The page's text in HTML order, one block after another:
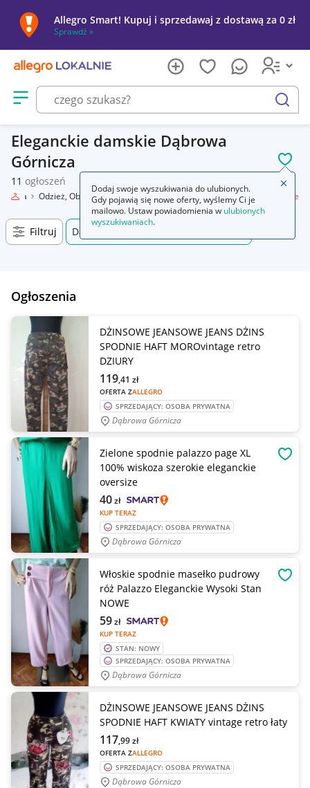
Allegro Smart! Kupuj i sprzedawaj z dostawą za 0 zł
Sprawdź »
Otwórz menu z kategoriami
szukaj
Eleganckie damskie Dąbrowa
Górnicza
11 ogłoszeń
Moda Odzież, Obuwie, Dodatki Odzież damska Spodnie Eleganckie
Filtruj Dąbrowa Górnicza, Śląskie, +0 km
Ogłoszenia
DŻINSOWE JEANSOWE JEANS DŻINS
SPODNIE HAFT MOROvintage retro
DZIURY
OFERTA ZALLEGRO
119,41 zł
SPRZEDAJĄCY: OSOBA PRYWATNA
Dąbrowa Górnicza
Zielone spodnie palazzo page XL
100% wiskoza szerokie eleganckie
oversize
KUP TERAZ
40zł
SPRZEDAJĄCY: OSOBA PRYWATNA
Dąbrowa Górnicza
Włoskie spodnie masełko pudrowy
róż Palazzo Eleganckie Wysoki Stan
NOWE
KUP TERAZ
59zł
STAN: NOWY
SPRZEDAJĄCY: OSOBA PRYWATNA
Dąbrowa Górnicza
DŻINSOWE JEANSOWE JEANS DŻINS
SPODNIE HAFT KWIATY vintage retro łaty
OFERTA ZALLEGRO
117,99zł
SPRZEDAJĄCY: OSOBA PRYWATNA
Dąbrowa Górnicza
Dodaj swoje wyszukiwania do ulubionych.
Gdy pojawią się nowe oferty, wyślemy Ci je
mailowo. Ustaw powiadomienia w ulubionych
wyszukiwaniach.